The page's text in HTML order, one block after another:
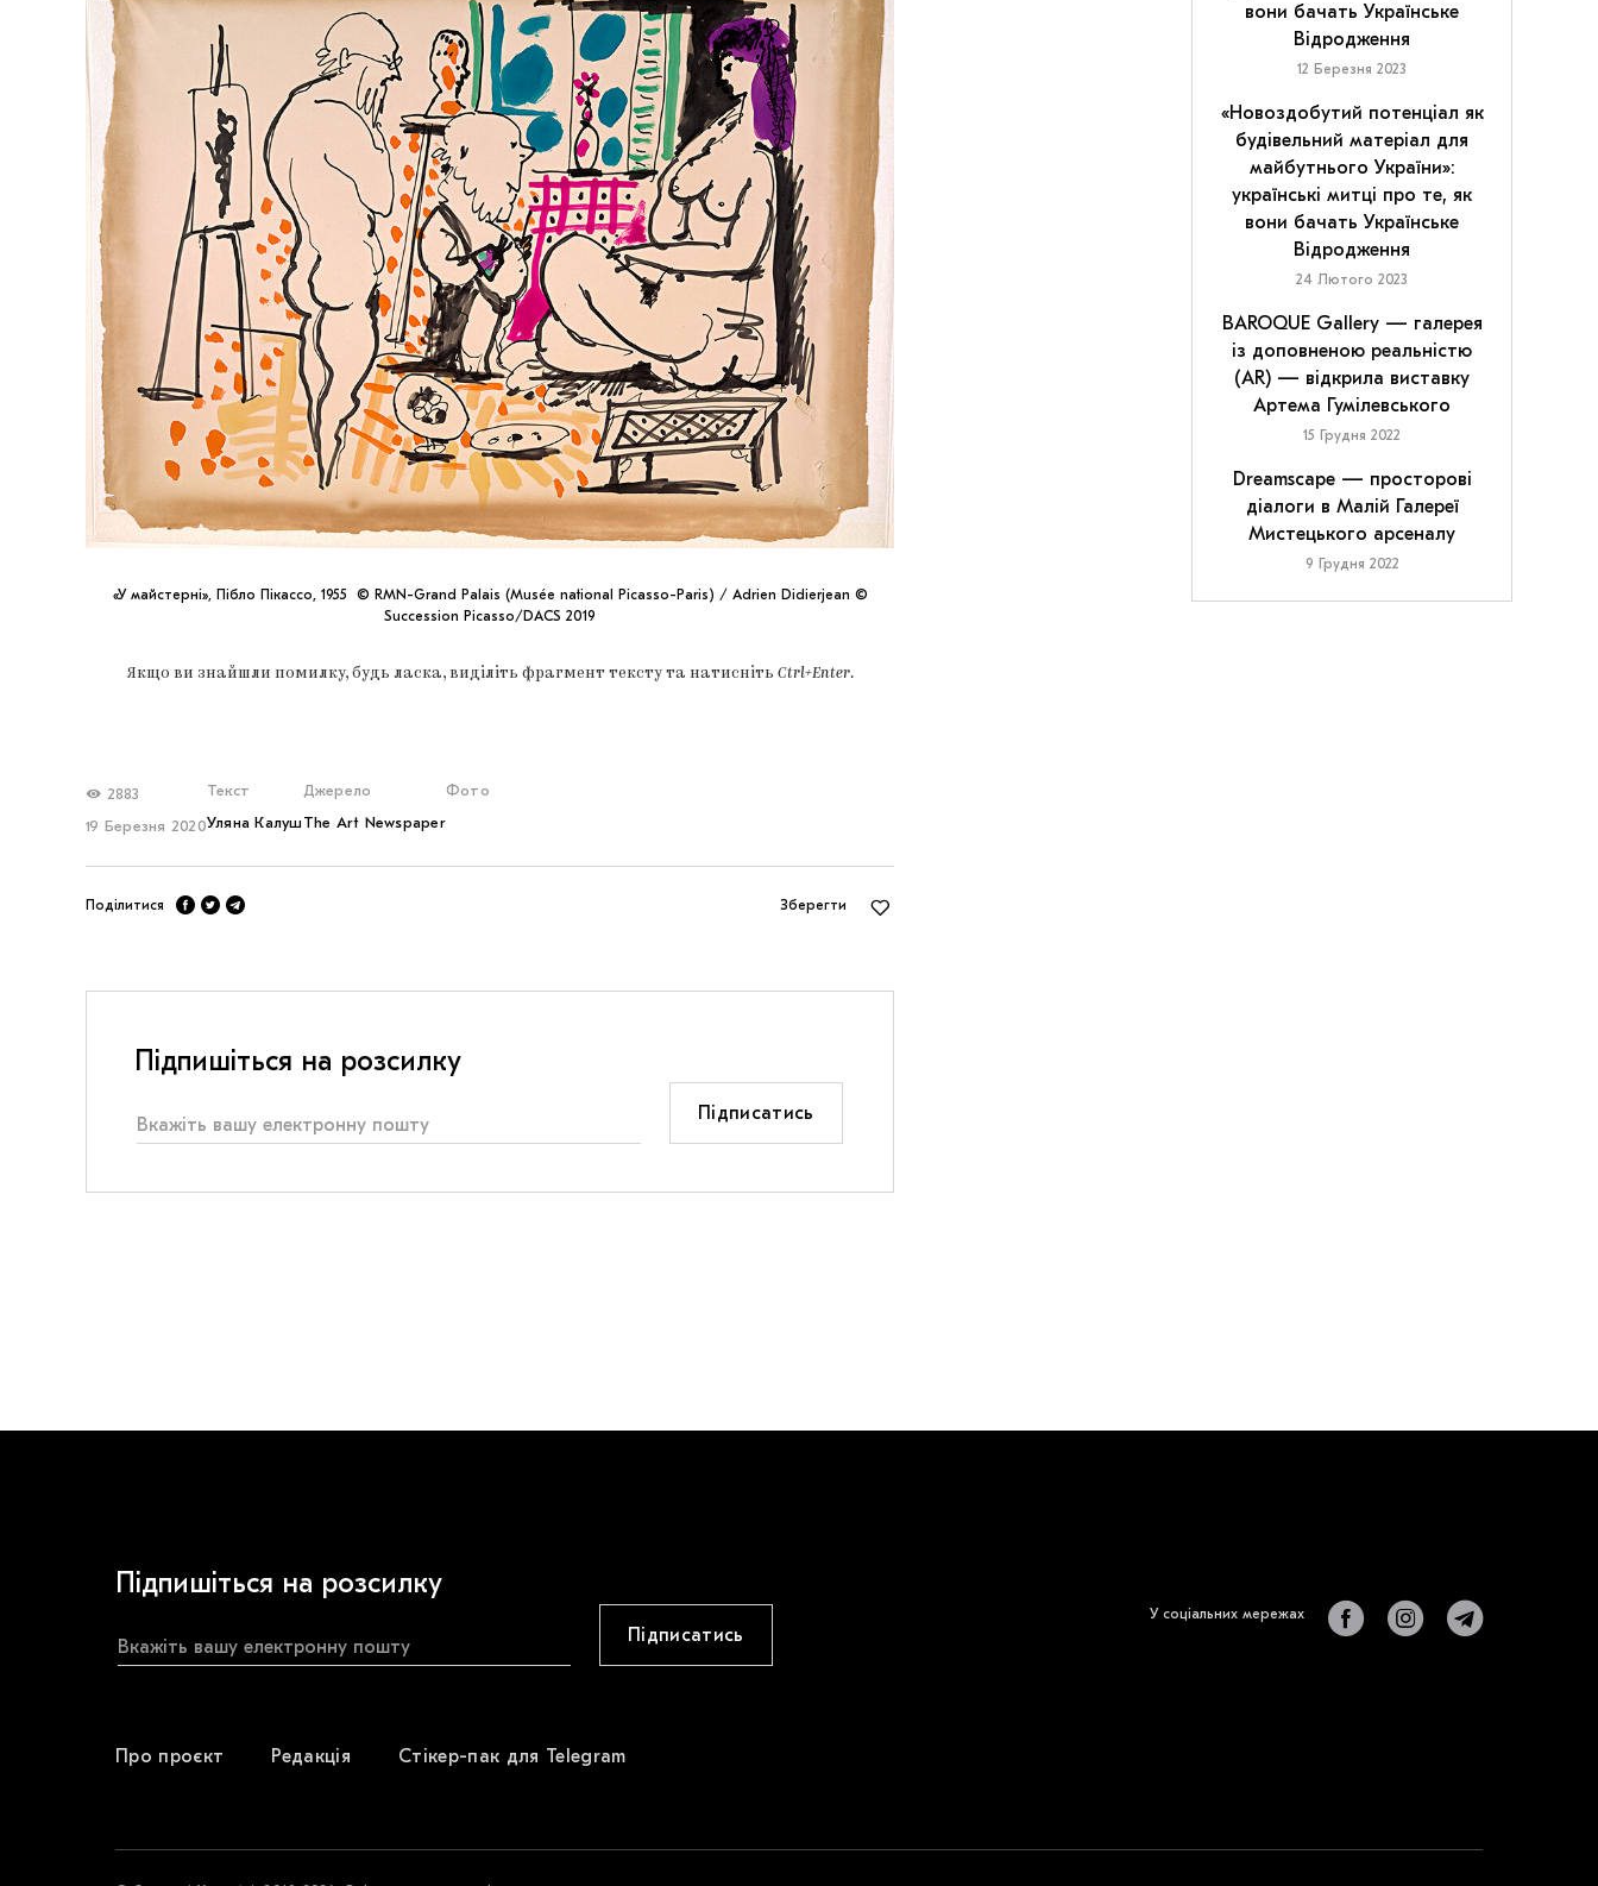
«У майстерні», Пібло Пікассо, 1955 © RMN-Grand Palais (Musée national Picasso-Paris) / Adrien Didierjean ©
Succession Picasso/DACS 2019
Якщо ви знайшли помилку, будь ласка, виділіть фрагмент тексту та натисніть Ctrl+Enter.
2883
19 Березня 2020
Текст
Уляна Калуш
Джерело
The Art Newspaper
Фото
Поділитися Зберегти
Підпишіться на розсилку
Підписатись
вони бачать Українське
Відродження
12 Березня 2023
«Новоздобутий потенціал як
будівельний матеріал для
майбутнього України»:
українські митці про те, як
вони бачать Українське
Відродження
24 Лютого 2023
BAROQUE Gallery — галерея
із доповненою реальністю
(AR) — відкрила виставку
Артема Гумілевського
15 Грудня 2022
Dreamscape — просторові
діалоги в Малій Галереї
Мистецького арсеналу
9 Грудня 2022
Підпишіться на розсилку
Підписатись
Про проєкт Редакція Стікер-пак для Telegram
У соціальних мережах